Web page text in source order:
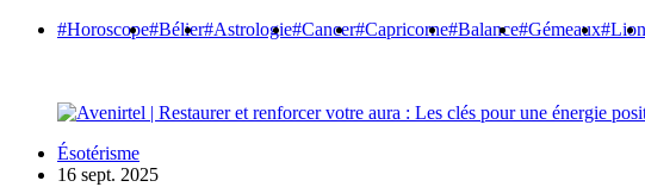
#Horoscope#Bélier#Astrologie#Cancer#Capricorne#Balance#Gémeaux#Lion
Ésotérisme
16 sept. 2025